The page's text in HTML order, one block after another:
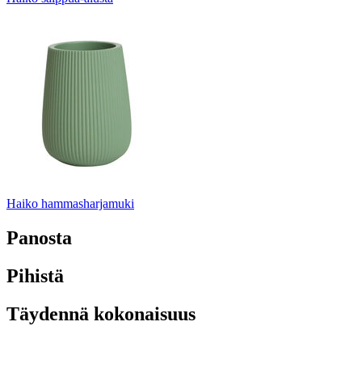
Haiko hammasharjamuki
Panosta
Pihistä
Täydennä kokonaisuus